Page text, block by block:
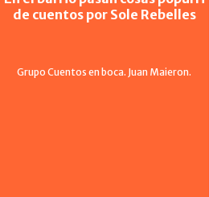
de cuentos por Sole Rebelles
Grupo Cuentos en boca. Juan Maieron.